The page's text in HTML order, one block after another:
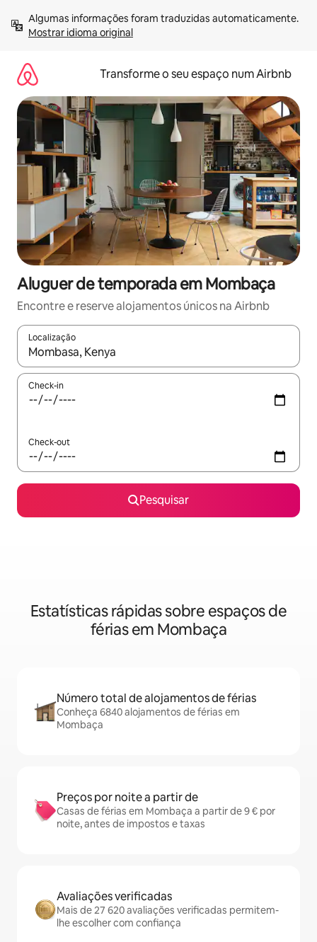
para
Mostrar idioma original
Transforme o seu espaço num Airbnb
Aluguer de temporada em Mombaça
Encontre e reserve alojamentos únicos na Airbnb
Localização
Quando os resultados estiverem disponíveis, navegue com
Check-in
Check-out
Pesquisar
Estatísticas rápidas sobre espaços de
férias em Mombaça
Número total de alojamentos de férias
Conheça 6840 alojamentos de férias em
Mombaça
Preços por noite a partir de
Casas de férias em Mombaça a partir de 9 € por
noite, antes de impostos e taxas
Avaliações verificadas
Mais de 27 620 avaliações verificadas permitem-
lhe escolher com confiança